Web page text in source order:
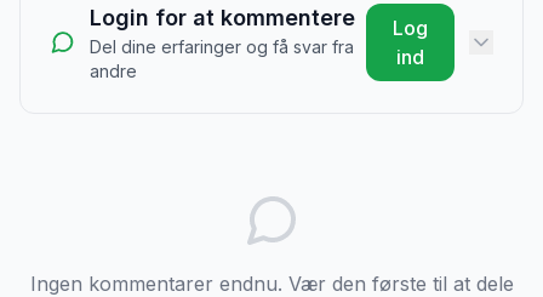
Login for at kommentere
Del dine erfaringer og få svar fra
andre
Log
ind
Ingen kommentarer endnu. Vær den første til at dele